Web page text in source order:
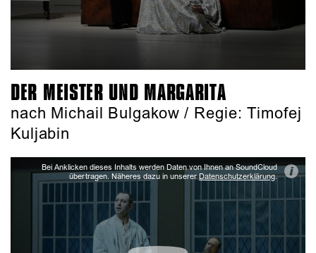
DER MEISTER UND MARGARITA
nach Michail Bulgakow / Regie: Timofej
Kuljabin
Bei Anklicken dieses Inhalts werden Daten von Ihnen an SoundCloud
übertragen. Näheres dazu in unsererDatenschutzerklärung. i